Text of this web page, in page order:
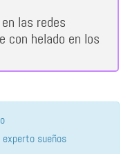
las redes
con helado en los
sueños